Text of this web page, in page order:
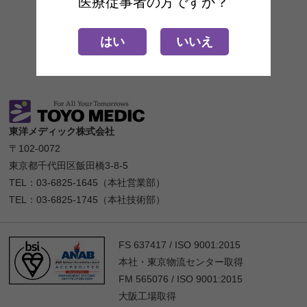
東洋メディック株式会社
〒102-0072
東京都千代田区飯田橋3-8-5
TEL：03-6825-1645（本社営業部）
TEL：03-6825-1745（本社技術部）
FS 637417 / ISO 9001:2015
本社・東京物流センター取得
FM 565076 / ISO 9001:2015
大阪工場取得
はい いいえ